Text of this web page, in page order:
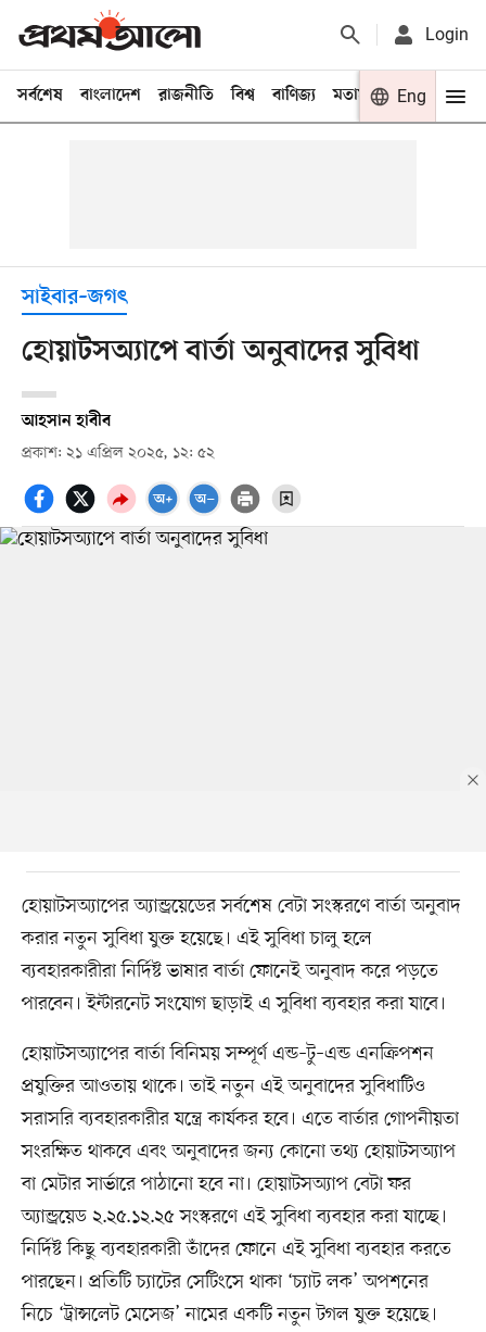
Login
সর্বশেষ বাংলাদেশ রাজনীতি বিশ্ব বাণিজ্য মতামত খেলা
Eng
সাইবার–জগৎ
হোয়াটসঅ্যাপে বার্তা অনুবাদের সুবিধা
আহসান হাবীব
প্রকাশ: ২১ এপ্রিল ২০২৫, ১২: ৫২
হোয়াটসঅ্যাপের অ্যান্ড্রয়েডের সর্বশেষ বেটা সংস্করণে বার্তা অনুবাদ
করার নতুন সুবিধা যুক্ত হয়েছে। এই সুবিধা চালু হলে
ব্যবহারকারীরা নির্দিষ্ট ভাষার বার্তা ফোনেই অনুবাদ করে পড়তে
পারবেন। ইন্টারনেট সংযোগ ছাড়াই এ সুবিধা ব্যবহার করা যাবে।
হোয়াটসঅ্যাপের বার্তা বিনিময় সম্পূর্ণ এন্ড–টু–এন্ড এনক্রিপশন
প্রযুক্তির আওতায় থাকে। তাই নতুন এই অনুবাদের সুবিধাটিও
সরাসরি ব্যবহারকারীর যন্ত্রে কার্যকর হবে। এতে বার্তার গোপনীয়তা
সংরক্ষিত থাকবে এবং অনুবাদের জন্য কোনো তথ্য হোয়াটসঅ্যাপ
বা মেটার সার্ভারে পাঠানো হবে না। হোয়াটসঅ্যাপ বেটা ফর
অ্যান্ড্রয়েড ২.২৫.১২.২৫ সংস্করণে এই সুবিধা ব্যবহার করা যাচ্ছে।
নির্দিষ্ট কিছু ব্যবহারকারী তাঁদের ফোনে এই সুবিধা ব্যবহার করতে
পারছেন। প্রতিটি চ্যাটের সেটিংসে থাকা ‘চ্যাট লক’ অপশনের
নিচে ‘ট্রান্সলেট মেসেজ’ নামের একটি নতুন টগল যুক্ত হয়েছে।